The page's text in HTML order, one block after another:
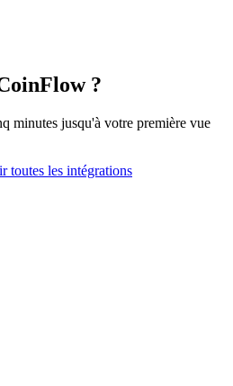
?
minutes jusqu'à votre première vue
toutes les intégrations